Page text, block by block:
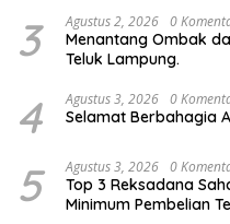
3 Agustus 2, 2026 0
Menantang Ombak
Teluk Lampung.
4 Agustus 3, 2026 0
Selamat Berbahagia
5 Agustus 3, 2026 0
Top 3 Reksadana
Minimum Pembelian